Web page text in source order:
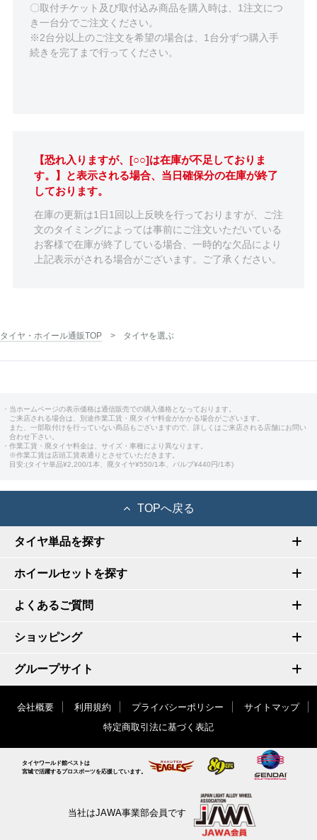
〇取付チケット及び取付込み商品を購入時は、1注文につ
き一台分でご注文ください。
※2台分以上のご注文を希望の場合は、1台分ずつ購入手
続きを完了まで行ってください。
【恐れ入りますが、[○○]は在庫が不足しておりま
す。】と表示される場合、当日確保分の在庫が終了
しております。
在庫の更新は1日1回以上反映を行っておりますが、ご注
文のタイミングによっては事前にご注文いただいている
お客様で在庫が終了している場合、一時的な欠品により
上記表示がされる場合がございます。ご了承ください。
タイヤ・ホイール通販TOP タイヤを選ぶ
・当ホームページの表示価格は通信販売での購入価格となっております。
ご来店される場合は、別途作業工賃・廃タイヤ料金がかかる場合がございます。
また、一部取付けを行っていない商品もございますので、詳しくはご来店される店舗にお問い
合わせ下さい。
・作業工賃・廃タイヤ料金は、サイズ・車種により異なります。
※作業工賃は店頭工賃表通りとさせていただきます。
目安:(タイヤ単品¥2,200/1本、廃タイヤ¥550/1本、バルブ¥440円/1本)
TOPへ戻る
タイヤ単品を探す
ホイールセットを探す
よくあるご質問
ショッピング
グループサイト
会社概要 利用規約 プライバシーポリシー
サイトマップ
特定商取引法に基づく表記
タイヤワールド館ベストは
宮城で活躍するプロスポーツを応援しています。
当社はJAWA事業部会員です